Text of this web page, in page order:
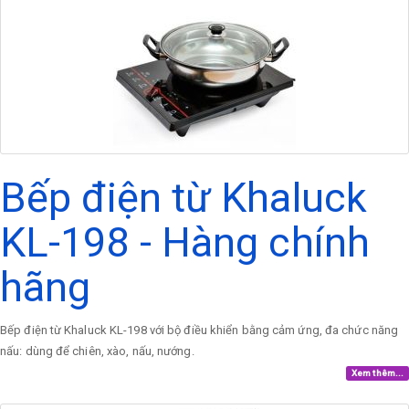
Bếp điện từ Khaluck
KL-198 - Hàng chính
hãng
Bếp điện từ Khaluck KL-198 với bộ điều khiển bằng cảm ứng, đa chức năng
nấu: dùng để chiên, xào, nấu, nướng.
Xem thêm...